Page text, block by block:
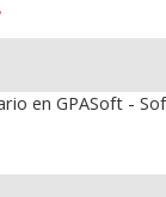
en GPASoft -